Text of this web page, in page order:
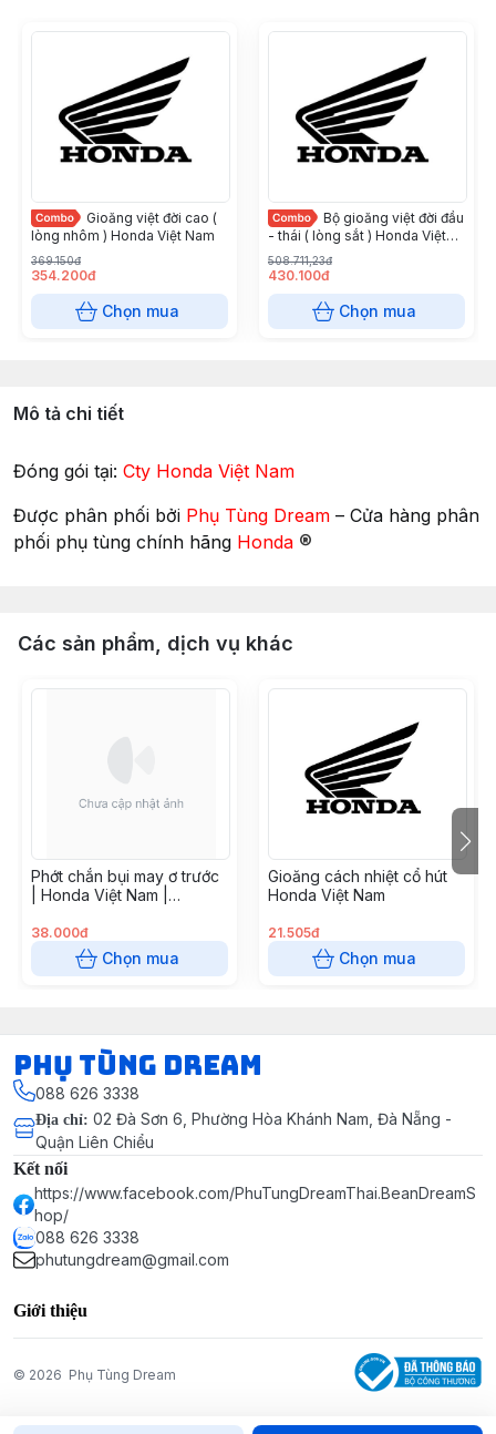
Gioăng việt đời cao (
lòng nhôm ) Honda Việt Nam
369.150đ
354.200đ
Chọn mua
Bộ gioăng việt đời đầu
- thái ( lòng sắt ) Honda Việt
Nam
508.711,23đ
430.100đ
Chọn mua
Mô tả chi tiết
Đóng gói tại: Cty Honda Việt Nam
Được phân phối bởi Phụ Tùng Dream – Cửa hàng phân
phối phụ tùng chính hãng Honda ®
Các sản phẩm, dịch vụ khác
Phớt chắn bụi may ơ trước
| Honda Việt Nam |
38.000đ
Chọn mua
Gioăng cách nhiệt cổ hút
Honda Việt Nam
21.505đ
Chọn mua
Phụ Tùng Dream
088 626 3338
Địa chỉ: 02 Đà Sơn 6, Phường Hòa Khánh Nam, Đà Nẵng -
Quận Liên Chiểu
Kết nối
https://www.facebook.com/PhuTungDreamThai.BeanDreamS
hop/
088 626 3338
phutungdream@gmail.com
Giới thiệu
© 2026 Phụ Tùng Dream